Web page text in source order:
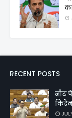
RECENT POSTS
नीट